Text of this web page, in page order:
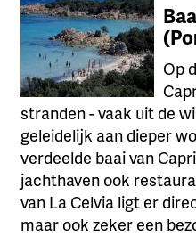
Op
stranden - vaak uit de
geleidelijk aan dieper
verdeelde baai van
jachthaven ook
van La Celvia ligt er
maar ook zeker een